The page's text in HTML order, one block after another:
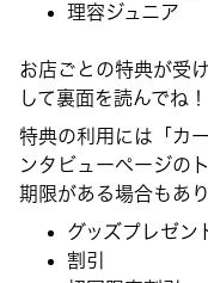
理容ジュニア
お店ごとの特典が受
して裏面を読んでね！
特典の利用には「カ
ンタビューページの
期限がある場合もあり
グッズプレゼン
割引